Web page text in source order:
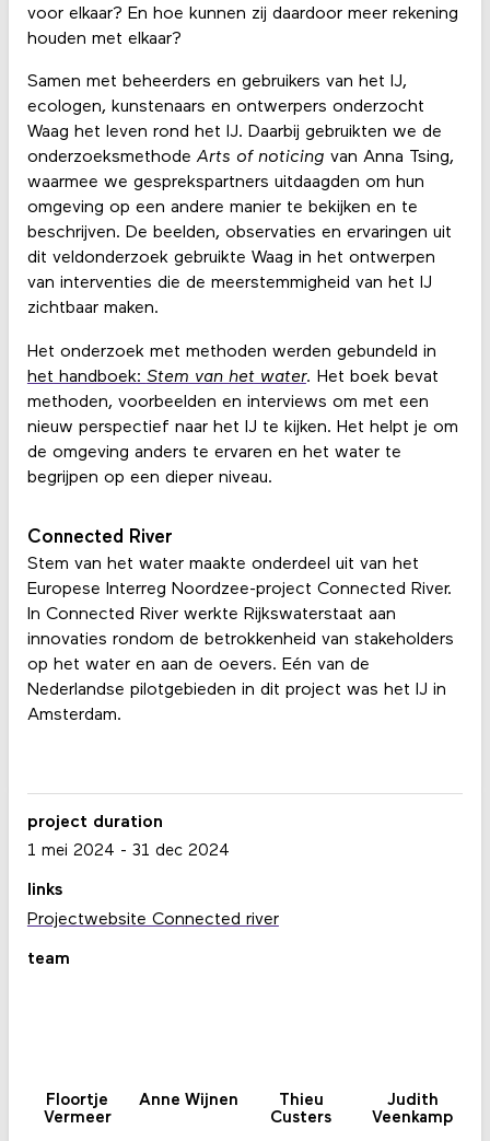
voor elkaar? En hoe kunnen zij daardoor meer rekening
houden met elkaar?
Samen met beheerders en gebruikers van het IJ,
ecologen, kunstenaars en ontwerpers onderzocht
Waag het leven rond het IJ. Daarbij gebruikten we de
onderzoeksmethodeArts of noticing van Anna Tsing,
waarmee we gesprekspartners uitdaagden om hun
omgeving op een andere manier te bekijken en te
beschrijven. De beelden, observaties en ervaringen uit
dit veldonderzoek gebruikte Waag in het ontwerpen
van interventies die de meerstemmigheid van het IJ
zichtbaar maken.
Het onderzoek met methoden werden gebundeld in
het handboek: Stem van het water. Het boek bevat
methoden, voorbeelden en interviews om met een
nieuw perspectief naar het IJ te kijken. Het helpt je om
de omgeving anders te ervaren en het water te
begrijpen op een dieper niveau.
Connected River
Stem van het water maakte onderdeel uit van het
Europese Interreg Noordzee-project Connected River.
In Connected River werkte Rijkswaterstaat aan
innovaties rondom de betrokkenheid van stakeholders
op het water en aan de oevers. Eén van de
Nederlandse pilotgebieden in dit project was het IJ in
Amsterdam.
project duration
1 mei 2024 - 31 dec 2024
links
Projectwebsite Connected river
team
Floortje
Vermeer
Anne Wijnen
Thieu
Custers
Judith
Veenkamp